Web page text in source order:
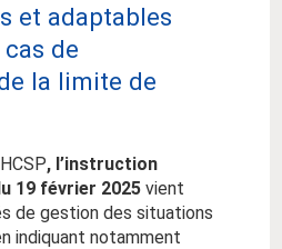
et adaptables
de
la limite de
, l’instruction
19 février 2025 vient
de gestion des situations
indiquant notamment